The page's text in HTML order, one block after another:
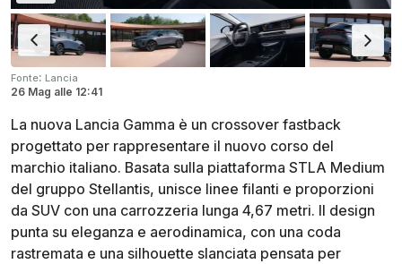
Fonte: Lancia
26 Mag alle 12:41
La nuova Lancia Gamma è un crossover fastback
progettato per rappresentare il nuovo corso del
marchio italiano. Basata sulla piattaforma STLA Medium
del gruppo Stellantis, unisce linee filanti e proporzioni
da SUV con una carrozzeria lunga 4,67 metri. Il design
punta su eleganza e aerodinamica, con una coda
rastremata e una silhouette slanciata pensata per